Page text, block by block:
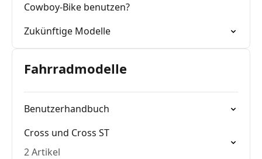
Cowboy-Bike benutzen?
Zukünftige Modelle
Fahrradmodelle
Benutzerhandbuch
Cross und Cross ST
2 Artikel